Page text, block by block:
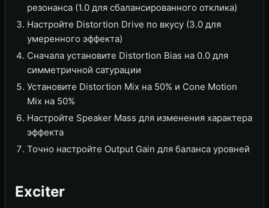
резонанса (1.0 для сбалансированного отклика)
Настройте Distortion Drive по вкусу (3.0 для
умеренного эффекта)
Сначала установите Distortion Bias на 0.0 для
симметричной сатурации
Установите Distortion Mix на 50% и Cone Motion
Mix на 50%
Настройте Speaker Mass для изменения характера
эффекта
Точно настройте Output Gain для баланса уровней
Exciter